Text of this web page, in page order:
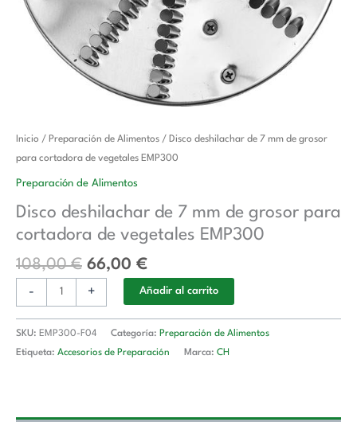
Inicio / Preparación de Alimentos / Disco deshilachar de 7 mm de grosor
para cortadora de vegetales EMP300
Preparación de Alimentos
Disco deshilachar de 7 mm de grosor para
cortadora de vegetales EMP300
108,00€
El
precio
original
108,00 €.
66,00 €
El
precio
66,00 €.
-
Disco
deshilachar
de
mm
de
para
cortadora
de
vegetales
EMP300
+ Añadir al carrito
SKU: EMP300-F04 Categoría: Preparación de Alimentos
Etiqueta: Accesorios de Preparación Marca: CH